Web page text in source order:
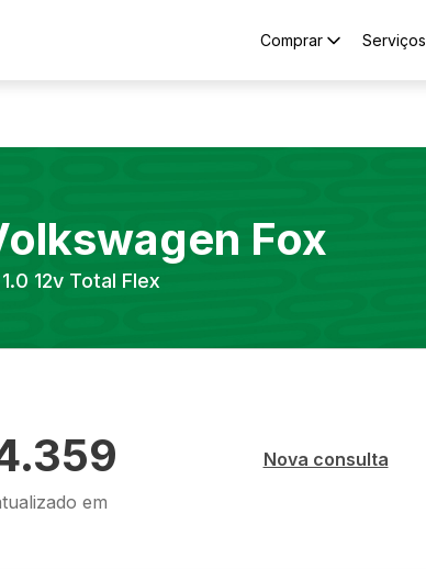
Comprar Serviços
Fox
12v Total Flex
em
Nova consulta